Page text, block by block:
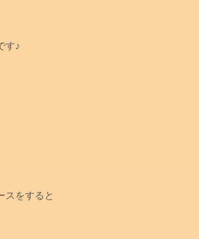
す♪
スをすると